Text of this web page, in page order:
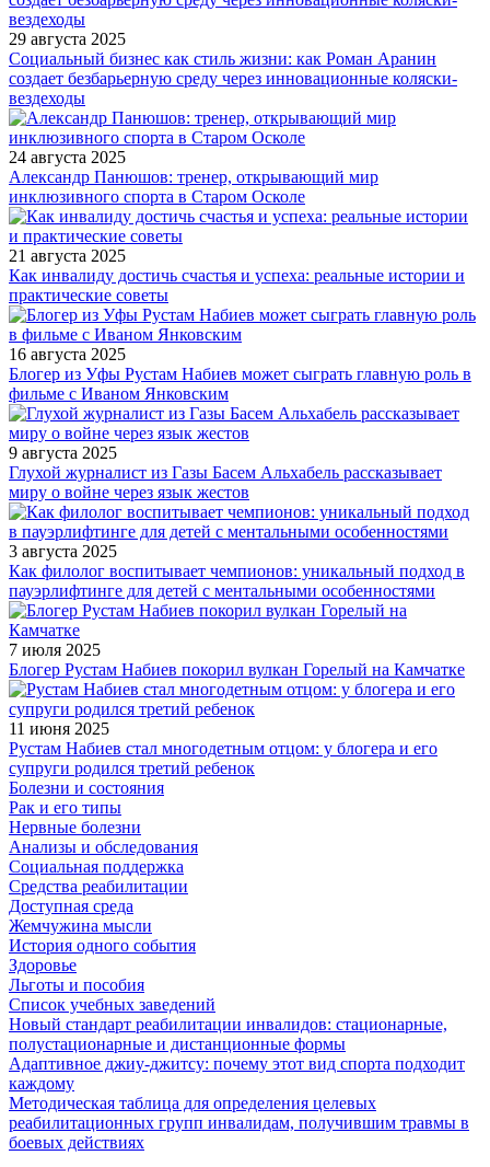
29 августа 2025
Социальный бизнес как стиль жизни: как Роман Аранин
создает безбарьерную среду через инновационные коляски-
вездеходы
24 августа 2025
Александр Панюшов: тренер, открывающий мир
инклюзивного спорта в Старом Осколе
21 августа 2025
Как инвалиду достичь счастья и успеха: реальные истории и
практические советы
16 августа 2025
Блогер из Уфы Рустам Набиев может сыграть главную роль в
фильме с Иваном Янковским
9 августа 2025
Глухой журналист из Газы Басем Альхабель рассказывает
миру о войне через язык жестов
3 августа 2025
Как филолог воспитывает чемпионов: уникальный подход в
пауэрлифтинге для детей с ментальными особенностями
7 июля 2025
Блогер Рустам Набиев покорил вулкан Горелый на Камчатке
11 июня 2025
Рустам Набиев стал многодетным отцом: у блогера и его
супруги родился третий ребенок
Болезни и состояния
Рак и его типы
Нервные болезни
Анализы и обследования
Социальная поддержка
Средства реабилитации
Доступная среда
Жемчужина мысли
История одного события
Здоровье
Льготы и пособия
Список учебных заведений
Новый стандарт реабилитации инвалидов: стационарные,
полустационарные и дистанционные формы
Адаптивное джиу-джитсу: почему этот вид спорта подходит
каждому
Методическая таблица для определения целевых
реабилитационных групп инвалидам, получившим травмы в
боевых действиях